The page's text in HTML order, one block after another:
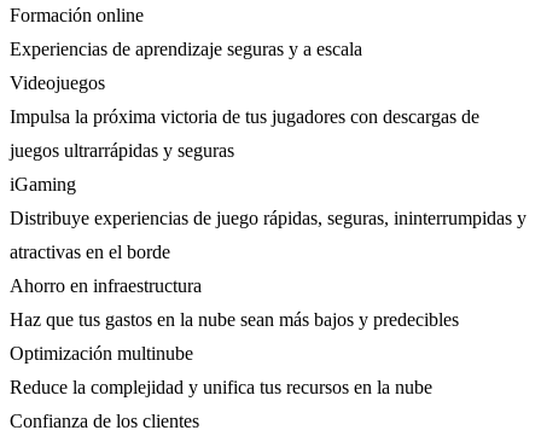
Formación online
Experiencias de aprendizaje seguras y a escala
Videojuegos
Impulsa la próxima victoria de tus jugadores con descargas de
juegos ultrarrápidas y seguras
iGaming
Distribuye experiencias de juego rápidas, seguras, ininterrumpidas y
atractivas en el borde
Ahorro en infraestructura
Haz que tus gastos en la nube sean más bajos y predecibles
Optimización multinube
Reduce la complejidad y unifica tus recursos en la nube
Confianza de los clientes